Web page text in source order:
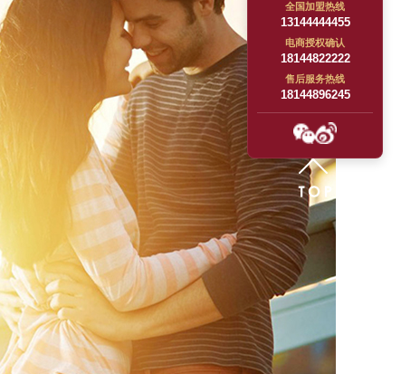
全国加盟热线
13144444455
电商授权确认
18144822222
售后服务热线
18144896245